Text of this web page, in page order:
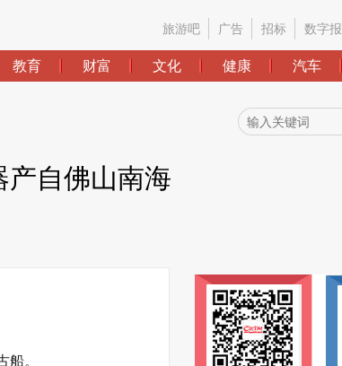
旅游吧 广告 招标 数字报
教育 财富 文化 健康 汽车
产自佛山南海
。